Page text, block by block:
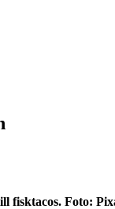
fisktacos. Foto: